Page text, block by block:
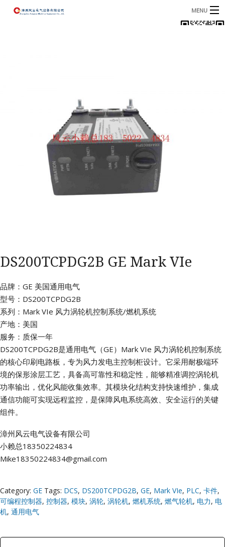
MENU
DS200TCPDG2B GE Mark VIe
品牌：GE 美国通用电气
型号：DS200TCPDG2B
系列：Mark VIe 风力涡轮机控制系统/燃机系统
产地：美国
服务：质保一年
DS200TCPDG2B是通用电气（GE）Mark VIe 风力涡轮机控制系统
的核心印刷电路板，专为风力发电主控制柜设计。它采用耐极端环
境的保形涂层工艺，具备高可靠性和稳定性，能够精准调控涡轮机
功率输出，优化风能收集效率。其模块化结构支持快速维护，集成
通信功能可实现远程监控，是保障风电系统高效、安全运行的关键
组件。
漳州风云电气设备有限公司
小赖总18350224834
Mike18350224834@gmail.com
Category: GE Tags: DCS, DS200TCPDG2B, GE, Mark VIe, PLC, 卡件,
可编程控制器, 控制器, 模块, 涡轮, 涡轮机, 燃机系统, 燃气轮机, 电力, 电
机, 通用电气